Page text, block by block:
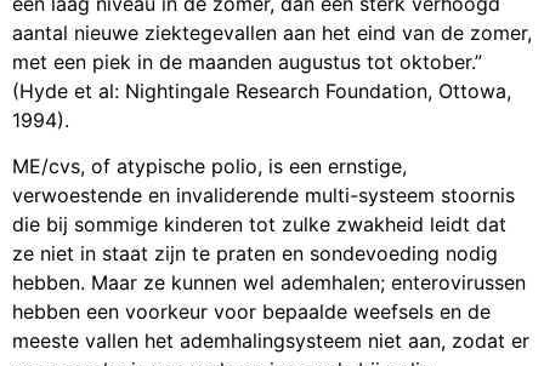
aantal nieuwe ziektegevallen aan het eind van de zomer,
met een piek in de maanden augustus tot oktober.”
(Hyde et al: Nightingale Research Foundation, Ottowa,
1994).
verwoestende en invaliderende multi-systeem stoornis
die bij sommige kinderen tot zulke zwakheid leidt dat
ze niet in staat zijn te praten en sondevoeding nodig
hebben. Maar ze kunnen wel ademhalen; enterovirussen
hebben een voorkeur voor bepaalde weefsels en de
meeste vallen het ademhalingsysteem niet aan, zodat er
geen sprake is van verlamming zoals bij polio.